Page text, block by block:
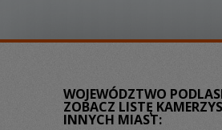
WOJEWÓDZTWO
ZOBACZ LISTĘ
INNYCH MIAST: